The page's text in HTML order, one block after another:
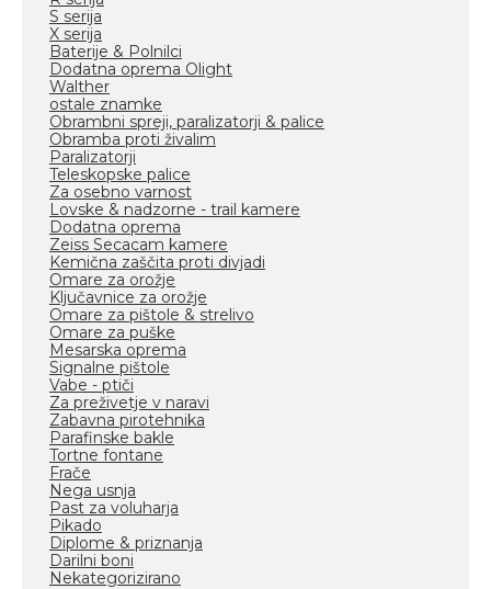
S serija
X serija
Baterije & Polnilci
Dodatna oprema Olight
Walther
ostale znamke
Obrambni spreji, paralizatorji & palice
Obramba proti živalim
Paralizatorji
Teleskopske palice
Za osebno varnost
Lovske & nadzorne - trail kamere
Dodatna oprema
Zeiss Secacam kamere
Kemična zaščita proti divjadi
Omare za orožje
Ključavnice za orožje
Omare za pištole & strelivo
Omare za puške
Mesarska oprema
Signalne pištole
Vabe - ptiči
Za preživetje v naravi
Zabavna pirotehnika
Parafinske bakle
Tortne fontane
Frače
Nega usnja
Past za voluharja
Pikado
Diplome & priznanja
Darilni boni
Nekategorizirano